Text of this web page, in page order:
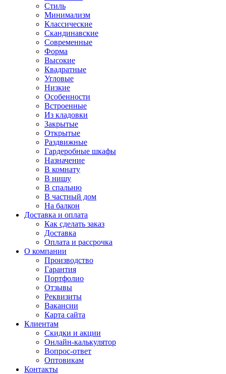
Стиль
Минимализм
Классические
Скандинавские
Современные
Форма
Высокие
Квадратные
Угловые
Низкие
Особенности
Встроенные
Из кладовки
Закрытые
Открытые
Раздвижные
Гардеробные шкафы
Назначение
В комнату
В нишу
В спальню
В частный дом
На балкон
Доставка и оплата
Как сделать заказ
Доставка
Оплата и рассрочка
О компании
Производство
Гарантия
Портфолио
Отзывы
Реквизиты
Вакансии
Карта сайта
Клиентам
Скидки и акции
Онлайн-калькулятор
Вопрос-ответ
Оптовикам
Контакты